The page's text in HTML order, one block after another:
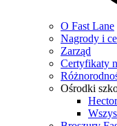
O Fast Lane
Nagrody i
Zarząd
Certyfikaty
Ośrodki